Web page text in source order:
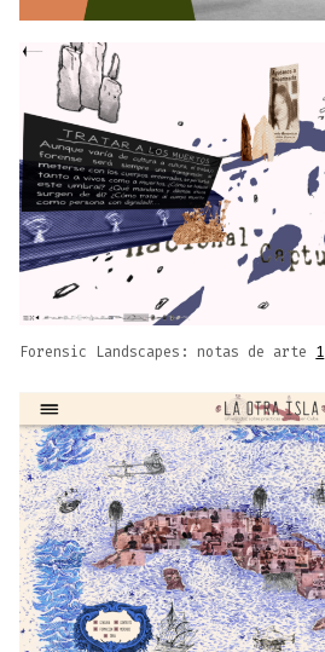
Forensic Landscapes: notas de arte 1